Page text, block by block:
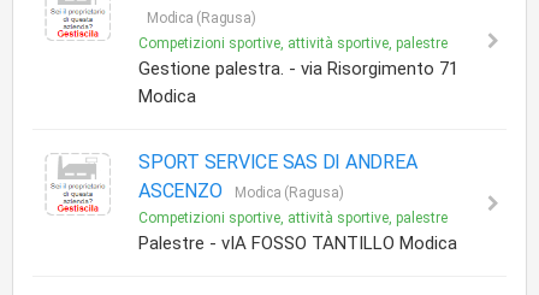
Modica (Ragusa)
Competizioni sportive, attività sportive, palestre
Gestione palestra. - via Risorgimento 71
Modica
SPORT SERVICE SAS DI ANDREA
ASCENZO
Modica (Ragusa)
Competizioni sportive, attività sportive, palestre
Palestre - vIA FOSSO TANTILLO Modica